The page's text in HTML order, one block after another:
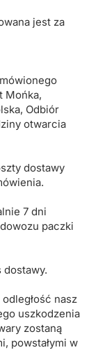
jest za
Mońka,
Odbiór
otwarcia
dostawy
7 dni
paczki
dostawy.
nasz
uszkodzenia
zostaną
powstałymi w